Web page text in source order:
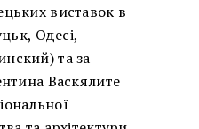
виставок в
Одесі,
та за
Васкялите